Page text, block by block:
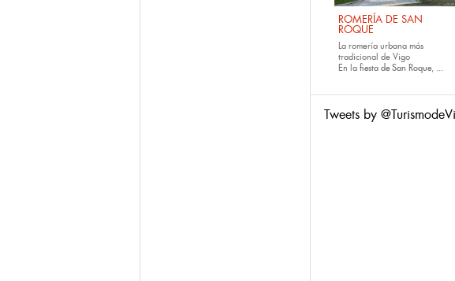
ROMERÍA DE SAN
ROQUE
La romería urbana más
tradicional de Vigo
En la fiesta de San Roque, ...
Tweets by